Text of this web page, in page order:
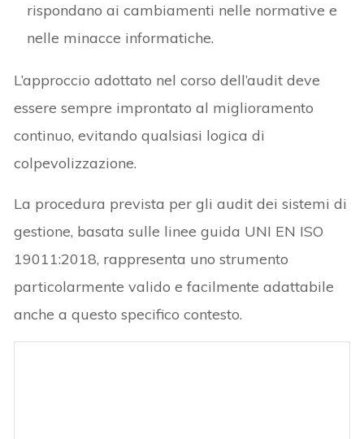
rispondano ai cambiamenti nelle normative e
nelle minacce informatiche.
L’approccio adottato nel corso dell’audit deve
essere sempre improntato al miglioramento
continuo, evitando qualsiasi logica di
colpevolizzazione.
La procedura prevista per gli audit dei sistemi di
gestione, basata sulle linee guida UNI EN ISO
19011:2018, rappresenta uno strumento
particolarmente valido e facilmente adattabile
anche a questo specifico contesto.